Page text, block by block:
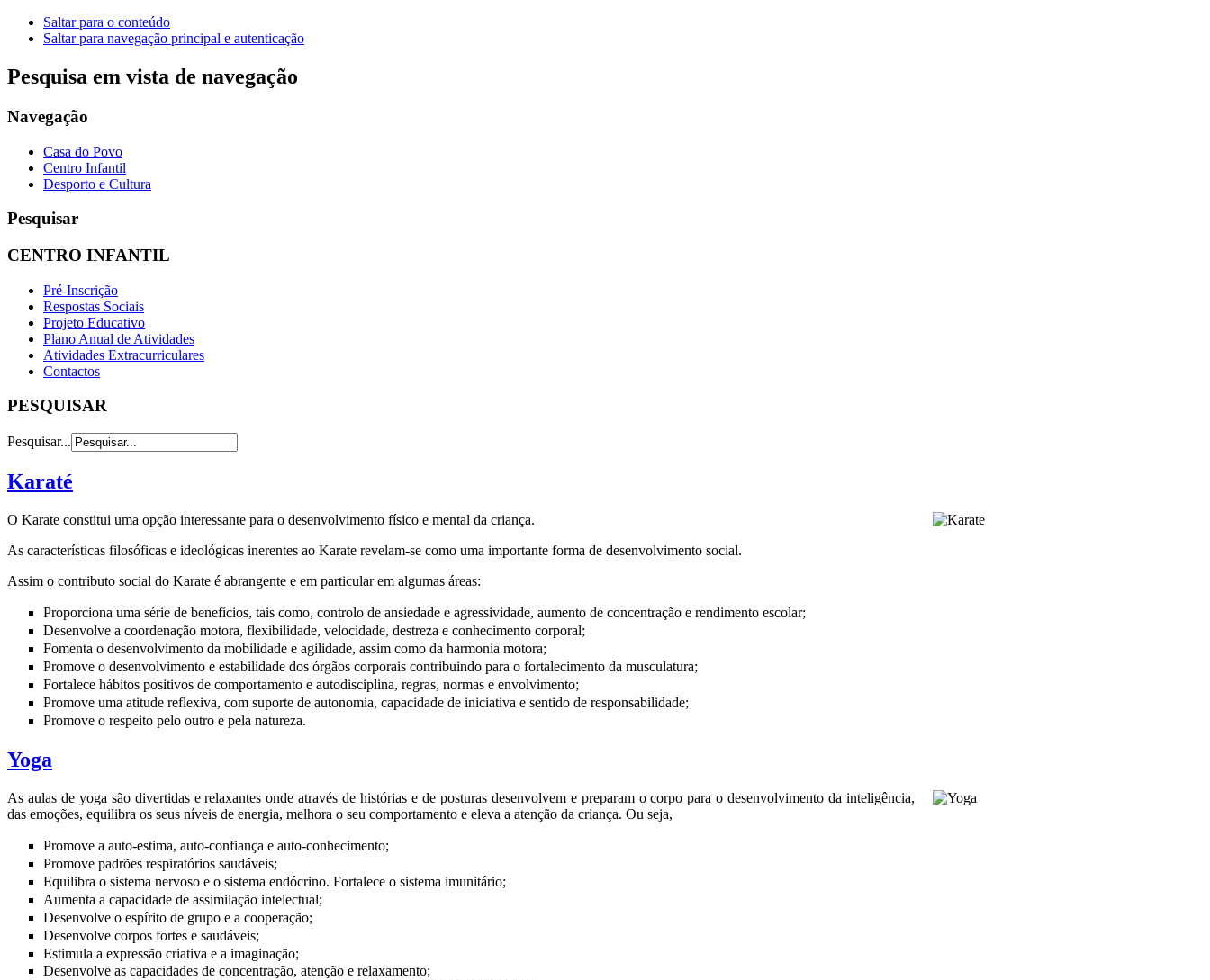
Saltar para o conteúdo
Saltar para navegação principal e autenticação
Pesquisa em vista de navegação
Navegação
Casa do Povo
Centro Infantil
Desporto e Cultura
Pesquisar
CENTRO INFANTIL
Pré-Inscrição
Respostas Sociais
Projeto Educativo
Plano Anual de Atividades
Atividades Extracurriculares
Contactos
PESQUISAR
Pesquisar...
Karaté
O Karate constitui uma opção interessante para o desenvolvimento físico e mental da criança.
As características filosóficas e ideológicas inerentes ao Karate revelam-se como uma importante forma de desenvolvimento social.
Assim o contributo social do Karate é abrangente e em particular em algumas áreas:
Proporciona uma série de benefícios, tais como, controlo de ansiedade e agressividade, aumento de concentração e rendimento escolar;
Desenvolve a coordenação motora, flexibilidade, velocidade, destreza e conhecimento corporal;
Fomenta o desenvolvimento da mobilidade e agilidade, assim como da harmonia motora;
Promove o desenvolvimento e estabilidade dos órgãos corporais contribuindo para o fortalecimento da musculatura;
Fortalece hábitos positivos de comportamento e autodisciplina, regras, normas e envolvimento;
Promove uma atitude reflexiva, com suporte de autonomia, capacidade de iniciativa e sentido de responsabilidade;
Promove o respeito pelo outro e pela natureza.
Yoga
As aulas de yoga são divertidas e relaxantes onde através de histórias e de posturas desenvolvem e preparam o corpo para o desenvolvimento da inteligência,
das emoções, equilibra os seus níveis de energia, melhora o seu comportamento e eleva a atenção da criança. Ou seja,
Promove a auto-estima, auto-confiança e auto-conhecimento;
Promove padrões respiratórios saudáveis;
Equilibra o sistema nervoso e o sistema endócrino. Fortalece o sistema imunitário;
Aumenta a capacidade de assimilação intelectual;
Desenvolve o espírito de grupo e a cooperação;
Desenvolve corpos fortes e saudáveis;
Estimula a expressão criativa e a imaginação;
Desenvolve as capacidades de concentração, atenção e relaxamento;